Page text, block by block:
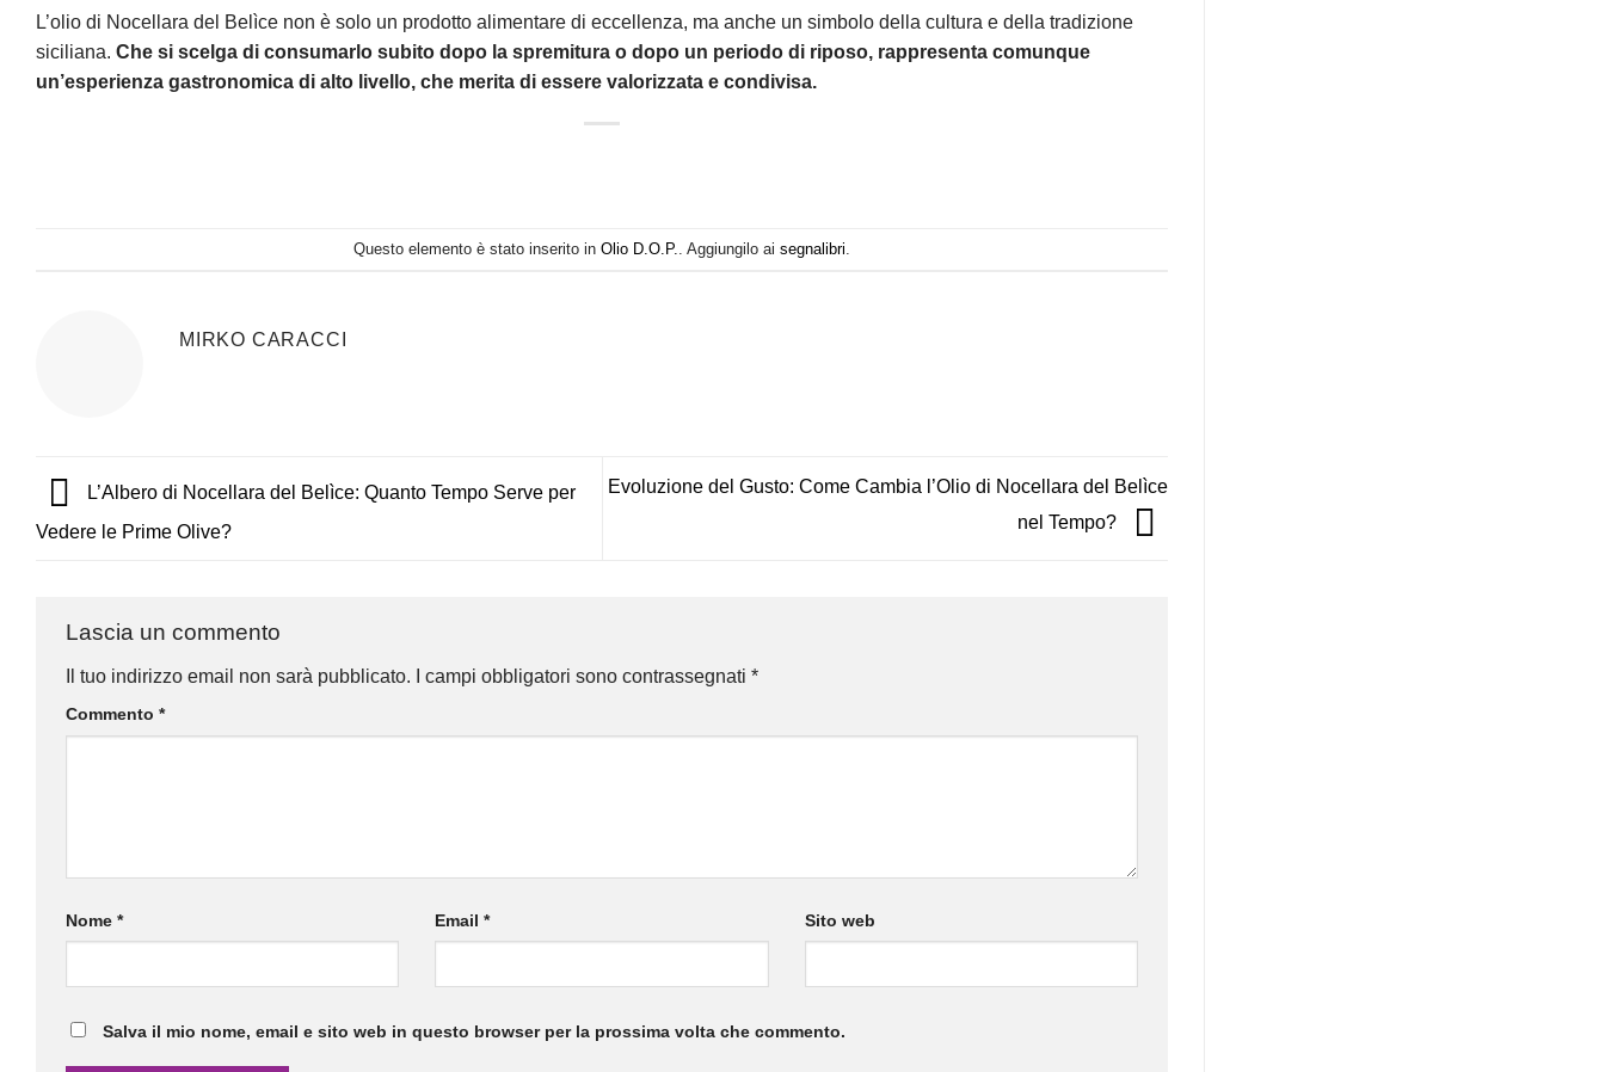
L’olio di Nocellara del Belìce non è solo un prodotto alimentare di eccellenza, ma anche un simbolo della cultura e della tradizione
siciliana. Che si scelga di consumarlo subito dopo la spremitura o dopo un periodo di riposo, rappresenta comunque
un’esperienza gastronomica di alto livello, che merita di essere valorizzata e condivisa.
Questo elemento è stato inserito in Olio D.O.P. . Aggiungilo ai segnalibri
MIRKO CARACCI
L’Albero di Nocellara del Belìce: Quanto Tempo Serve per
Vedere le Prime Olive?
Evoluzione del Gusto: Come Cambia l’Olio di Nocellara del Belìce
nel Tempo?
Lascia un commento
Il tuo indirizzo email non sarà pubblicato. I campi obbligatori sono contrassegnati *
Commento *
Nome * Email* Sito web
Salva il mio nome, email e sito web in questo browser per la prossima volta che commento.